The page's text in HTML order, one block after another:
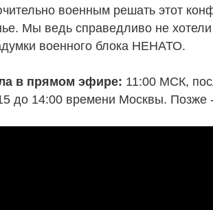
военным решать этот
Мы ведь справедливо не
военного блока НЕНАТО.
в прямом эфире: 11:00 МСК,
до 14:00 времени Москвы. Позже